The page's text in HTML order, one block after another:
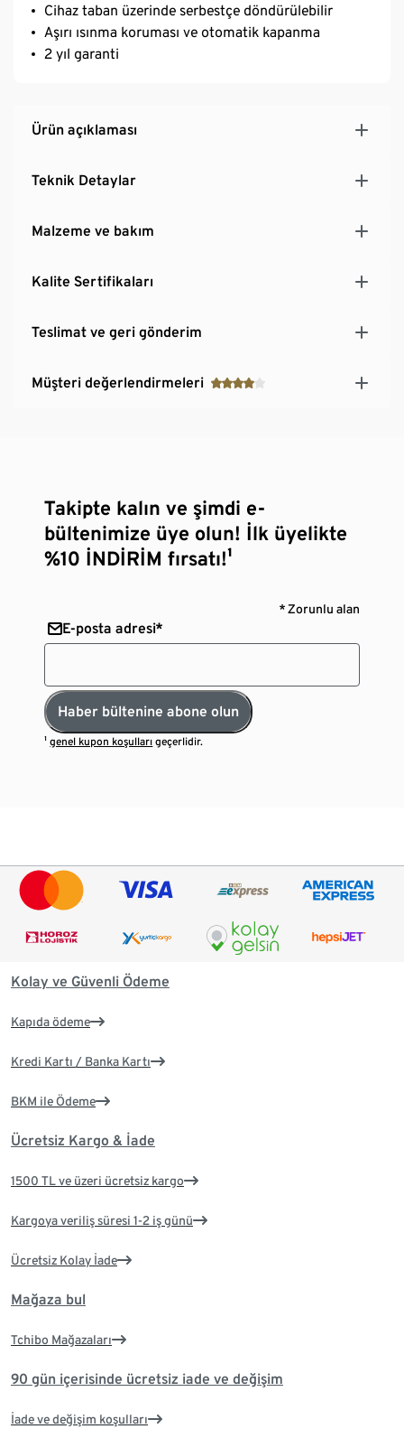
Cihaz taban üzerinde serbestçe döndürülebilir
Aşırı ısınma koruması ve otomatik kapanma
2 yıl garanti
Ürün açıklaması
Teknik Detaylar
Malzeme ve bakım
Kalite Sertifikaları
Teslimat ve geri gönderim
Müşteri değerlendirmeleri
Takipte kalın ve şimdi e-
bültenimize üye olun! İlk üyelikte
%10 İNDİRİM fırsatı!¹
* Zorunlu alan
E-posta adresi*
Haber bültenine abone olun
¹genel kupon koşulları geçerlidir.
Kolay ve Güvenli Ödeme
Kapıda ödeme
Kredi Kartı / Banka Kartı
BKM ile Ödeme
Ücretsiz Kargo & İade
1500 TL ve üzeri ücretsiz kargo
Kargoya veriliş süresi 1-2 iş günü
Ücretsiz Kolay İade
Mağaza bul
Tchibo Mağazaları
90 gün içerisinde ücretsiz iade ve değişim
İade ve değişim koşulları